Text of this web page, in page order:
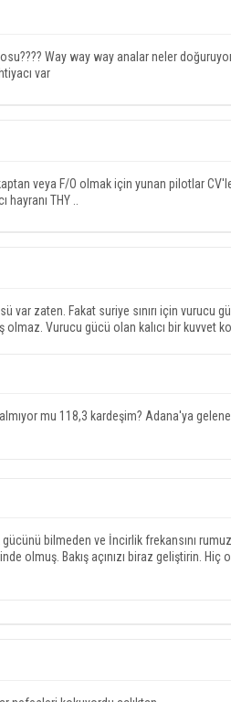
Way way way analar neler
var
veya F/O olmak için yunan pilotlar
THY ..
var zaten. Fakat suriye sınırı için
Vurucu gücü olan kalıcı bir kuvvet
mu 118,3 kardeşim? Adana'ya
bilmeden ve İncirlik frekansını
olmuş. Bakış açınızı biraz geliştirin.